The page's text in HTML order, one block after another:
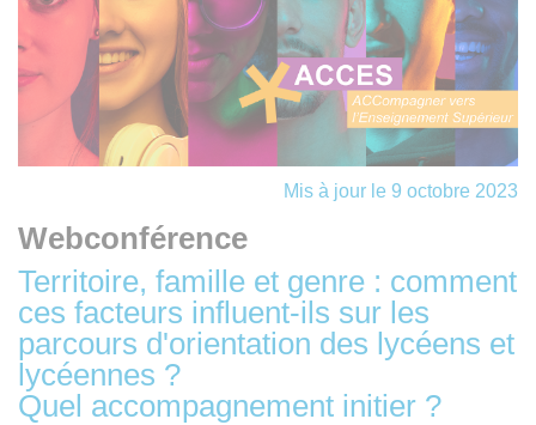
Mis à jour le 9 octobre 2023
Webconférence
Territoire, famille et genre : comment
ces facteurs influent-ils sur les
parcours d'orientation des lycéens et
lycéennes ?
Quel accompagnement initier ?